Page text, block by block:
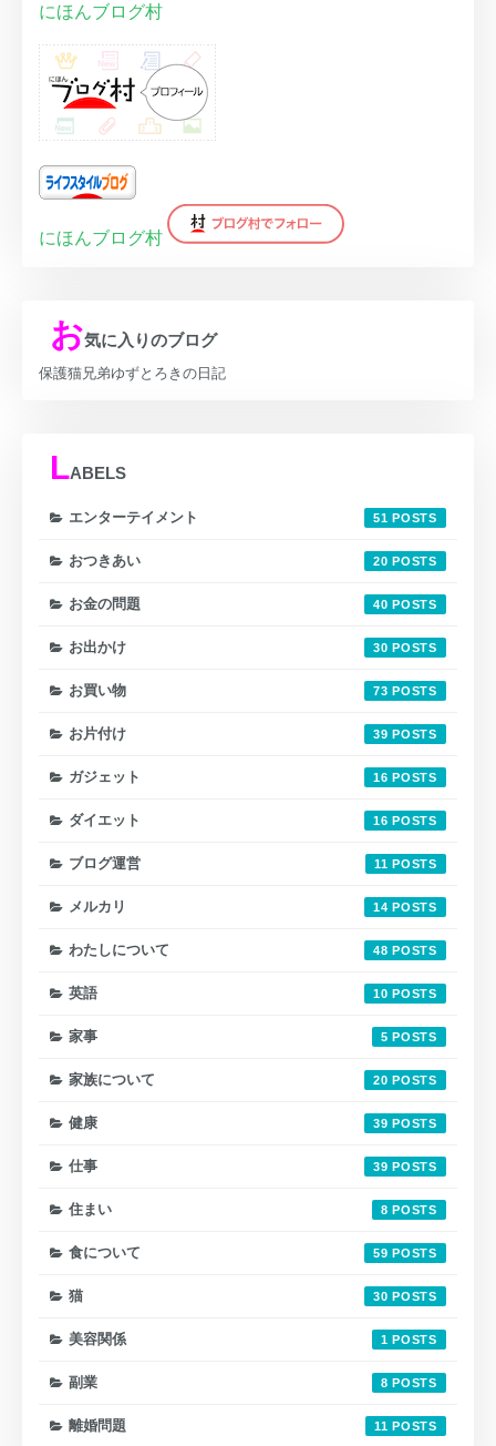
にほんブログ村
にほんブログ村
お気に入りのブログ
保護猫兄弟ゆずとろきの日記
LABELS
エンターテイメント 51
おつきあい 20
お金の問題 40
お出かけ 30
お買い物 73
お片付け 39
ガジェット 16
ダイエット 16
ブログ運営 11
メルカリ 14
わたしについて 48
英語 10
家事 5
家族について 20
健康 39
仕事 39
住まい 8
食について 59
猫 30
美容関係 1
副業 8
離婚問題 11